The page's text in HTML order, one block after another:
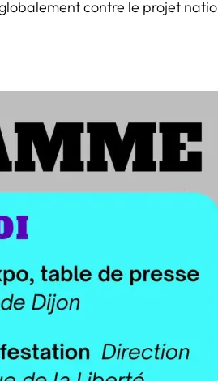
contre le projet